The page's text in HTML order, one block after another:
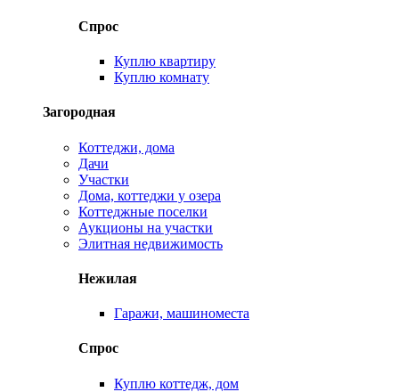
Спрос
Куплю квартиру
Куплю комнату
Загородная
Коттеджи, дома
Дачи
Участки
Дома, коттеджи у озера
Коттеджные поселки
Аукционы на участки
Элитная недвижимость
Нежилая
Гаражи, машиноместа
Спрос
Куплю коттедж, дом